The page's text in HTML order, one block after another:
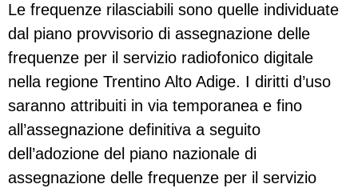
Le frequenze rilasciabili sono quelle individuate
dal piano provvisorio di assegnazione delle
frequenze per il servizio radiofonico digitale
nella regione Trentino Alto Adige. I diritti d’uso
saranno attribuiti in via temporanea e fino
all’assegnazione definitiva a seguito
dell’adozione del piano nazionale di
assegnazione delle frequenze per il servizio